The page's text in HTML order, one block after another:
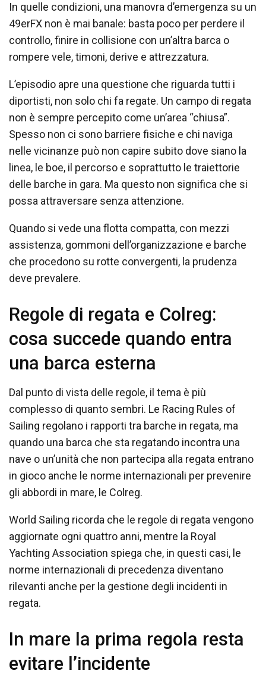
In quelle condizioni, una manovra d’emergenza su un
49erFX non è mai banale: basta poco per perdere il
controllo, finire in collisione con un’altra barca o
rompere vele, timoni, derive e attrezzatura.
L’episodio apre una questione che riguarda tutti i
diportisti, non solo chi fa regate. Un campo di regata
non è sempre percepito come un’area “chiusa”.
Spesso non ci sono barriere fisiche e chi naviga
nelle vicinanze può non capire subito dove siano la
linea, le boe, il percorso e soprattutto le traiettorie
delle barche in gara. Ma questo non significa che si
possa attraversare senza attenzione.
Quando si vede una flotta compatta, con mezzi
assistenza, gommoni dell’organizzazione e barche
che procedono su rotte convergenti, la prudenza
deve prevalere.
Regole di regata e Colreg:
cosa succede quando entra
una barca esterna
Dal punto di vista delle regole, il tema è più
complesso di quanto sembri. Le Racing Rules of
Sailing regolano i rapporti tra barche in regata, ma
quando una barca che sta regatando incontra una
nave o un’unità che non partecipa alla regata entrano
in gioco anche le norme internazionali per prevenire
gli abbordi in mare, le Colreg.
World Sailing ricorda che le regole di regata vengono
aggiornate ogni quattro anni, mentre la Royal
Yachting Association spiega che, in questi casi, le
norme internazionali di precedenza diventano
rilevanti anche per la gestione degli incidenti in
regata.
In mare la prima regola resta
evitare l’incidente